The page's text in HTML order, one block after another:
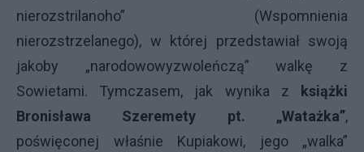
nierozstrilanoho” (Wspomnienia
nierozstrzelanego), w której przedstawiał swoją
jakoby „narodowowyzwoleńczą” walkę z
Sowietami. Tymczasem, jak wynika z książki
Bronisława Szeremety pt. „Watażka”,
poświęconej właśnie Kupiakowi, jego „walka”